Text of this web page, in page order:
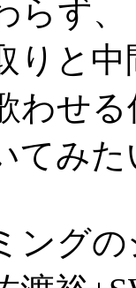
らず、
りと
わせ
てみ
ング